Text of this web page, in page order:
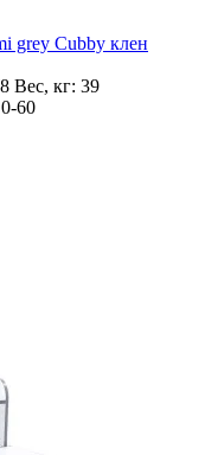
grey Cubby клен
Вес, кг: 39
0-60